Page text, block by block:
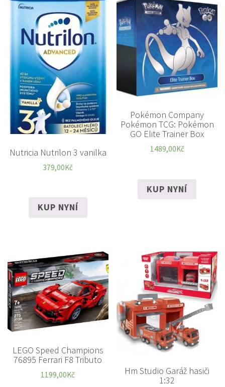
Nutricia Nutrilon 3 vanilka
379,00Kč
KUP NYNÍ
Pokémon Company
Pokémon TCG: Pokémon
GO Elite Trainer Box
1489,00Kč
KUP NYNÍ
LEGO Speed Champions
76895 Ferrari F8 Tributo
1199,00Kč
Hm Studio Garáž hasiči
1:32